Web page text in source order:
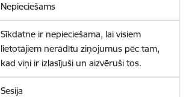
Nepieciešams
Sīkdatne ir nepieciešama, lai visiem
lietotājiem nerādītu ziņojumus pēc tam,
kad viņi ir izlasījuši un aizvēruši tos.
Sesija